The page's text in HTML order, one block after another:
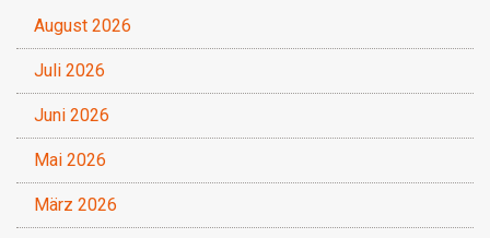
August 2026
Juli 2026
Juni 2026
Mai 2026
März 2026